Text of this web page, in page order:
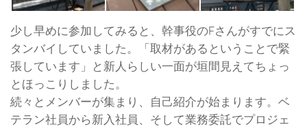
少し早めに参加してみると、幹事役のFさんがすでにス
タンバイしていました。「取材があるということで緊
張しています」と新人らしい一面が垣間見えてちょっ
とほっこりしました。
続々とメンバーが集まり、自己紹介が始まります。ベ
テラン社員から新入社員、そして業務委託でプロジェ